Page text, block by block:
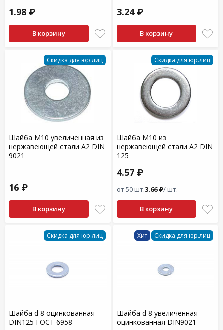
1.98 ₽
В корзину
3.24 ₽
В корзину
Скидка для юр.лиц
Шайба М10 увеличенная из
нержавеющей стали А2 DIN
9021
16 ₽
В корзину
Скидка для юр.лиц
Шайба М10 из
нержавеющей стали А2 DIN
125
4.57 ₽
от 50 шт.3.66 ₽/ шт.
В корзину
Скидка для юр.лиц
Шайба d 8 оцинкованная
DIN125 ГОСТ 6958
Хит Скидка для юр.лиц
Шайба d 8 увеличенная
оцинкованная DIN9021